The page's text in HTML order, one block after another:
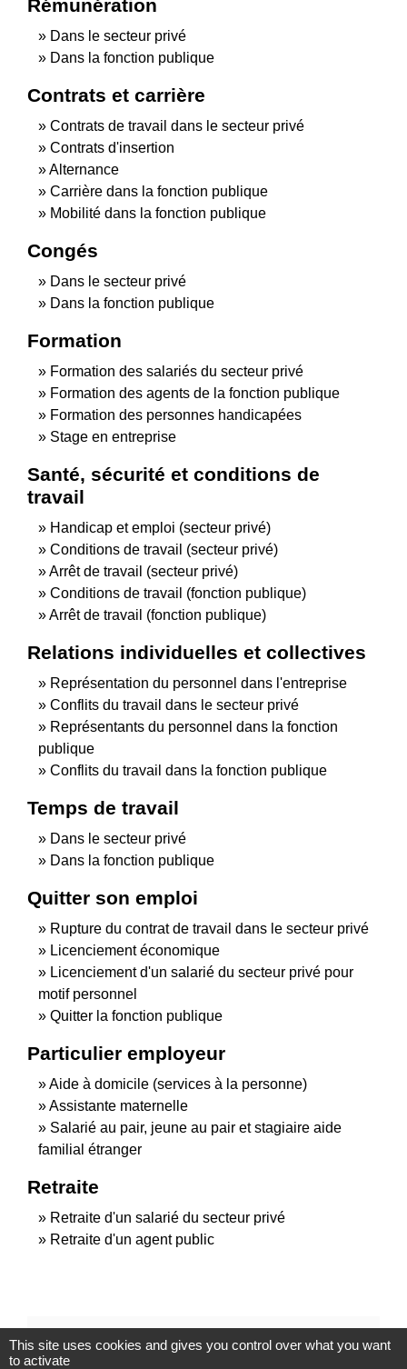
Rémunération
Dans le secteur privé
Dans la fonction publique
Contrats et carrière
Contrats de travail dans le secteur privé
Contrats d'insertion
Alternance
Carrière dans la fonction publique
Mobilité dans la fonction publique
Congés
Dans le secteur privé
Dans la fonction publique
Formation
Formation des salariés du secteur privé
Formation des agents de la fonction publique
Formation des personnes handicapées
Stage en entreprise
Santé, sécurité et conditions de
travail
Handicap et emploi (secteur privé)
Conditions de travail (secteur privé)
Arrêt de travail (secteur privé)
Conditions de travail (fonction publique)
Arrêt de travail (fonction publique)
Relations individuelles et collectives
Représentation du personnel dans l'entreprise
Conflits du travail dans le secteur privé
Représentants du personnel dans la fonction
publique
Conflits du travail dans la fonction publique
Temps de travail
Dans le secteur privé
Dans la fonction publique
Quitter son emploi
Rupture du contrat de travail dans le secteur privé
Licenciement économique
Licenciement d'un salarié du secteur privé pour
motif personnel
Quitter la fonction publique
Particulier employeur
Aide à domicile (services à la personne)
Assistante maternelle
Salarié au pair, jeune au pair et stagiaire aide
familial étranger
Retraite
Retraite d'un salarié du secteur privé
Retraite d'un agent public
Et aussi
This site uses cookies and gives you control over what you want
to activate